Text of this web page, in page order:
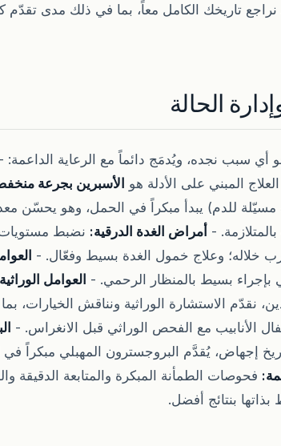
نراجع تاريخك الكامل معاً، بما في ذلك مدى
الحالة
أي سبب نجده، ويُدمَج دائماً مع الرعاية الداعمة: -
العلاج المبني على الأدلة هو
الأسبرين بجرعة
مسيّلة للدم) يبدأ مبكراً في الحمل، وهو يحسّن
- أمراض الغدة الدرقية: نضبط
خلاله؛ وعلاج خمول الغدة بسيط وفعّال. -
بإجراء بسيط بالمنظار الرحمي. - العوامل
نقدّم الاستشارة الوراثية ونناقش الخيارات،
الأنابيب مع الفحص الوراثي قبل الانغراس. -
إجهاض، يُقدَّم البروجسترون المهبلي مبكراً في
فحوصات الطمأنة المبكرة والمتابعة
بذاتها بنتائج أفضل.